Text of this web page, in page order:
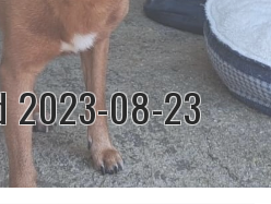
2023-08-23